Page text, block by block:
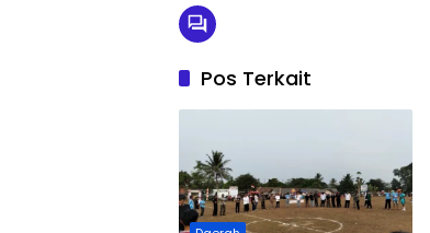
Pos Terkait